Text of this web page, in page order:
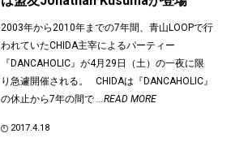
2003年から2010年までの7年間、青山LOOPで行
われていたCHIDA主宰によるパーティー
『DANCAHOLIC』が4月29日（土）の一夜に限
り急遽開催される。 CHIDAは『DANCAHOLIC』
の休止から7年の間で ...READ MORE
2017.4.18